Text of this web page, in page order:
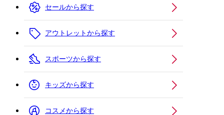
セールから探す
アウトレットから探す
スポーツから探す
キッズから探す
コスメから探す